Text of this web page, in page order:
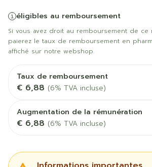
éligibles au remboursement
Si vous avez droit au remboursement de ce
paierez le taux de remboursement en
affiché sur notre webshop.
Taux de remboursement
€ 6,88 (6% TVA incluse)
Augmentation de la rémunération
€ 6,88 (6% TVA incluse)